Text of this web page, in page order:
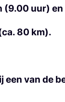
(9.00 uur)
80 km).
een van de